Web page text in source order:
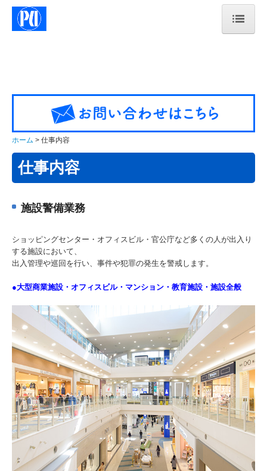
採用情報
エントリーフォーム
リンク集
お問合せ
ホーム 仕事内容
仕事内容
施設警備業務
ショッピングセンター・オフィスビル・官公庁など多くの人が出入り
する施設において、
出入管理や巡回を行い、事件や犯罪の発生を警戒します。
●大型商業施設・オフィスビル・マンション・教育施設・施設全般